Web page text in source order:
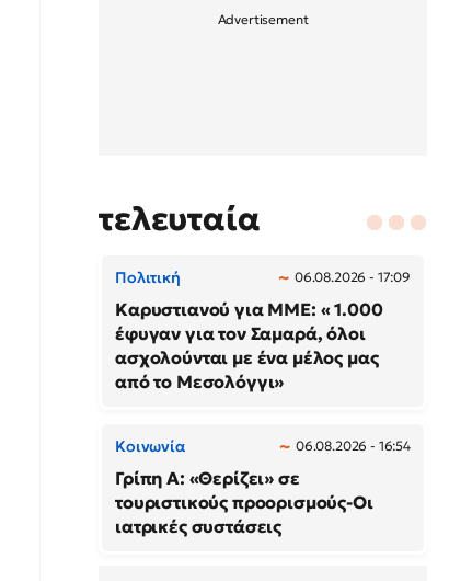
τελευταία
Πολιτική 06.08.2026 - 17:09
Καρυστιανού για ΜΜΕ: « 1.000
έφυγαν για τον Σαμαρά, όλοι
ασχολούνται με ένα μέλος μας
από το Μεσολόγγι»
Κοινωνία 06.08.2026 - 16:54
Γρίπη Α: «Θερίζει» σε
τουριστικούς προορισμούς-Οι
ιατρικές συστάσεις